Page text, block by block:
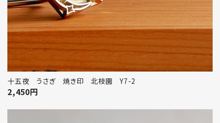
十五夜 うさぎ 焼き印 北枝園 Y7-2
2,450円